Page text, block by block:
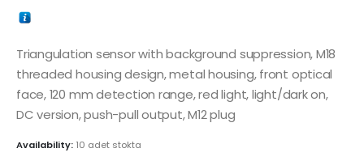
Triangulation sensor with background suppression, M18
threaded housing design, metal housing, front optical
face, 120 mm detection range, red light, light/dark on,
DC version, push-pull output, M12 plug
Availability: 10 adet stokta